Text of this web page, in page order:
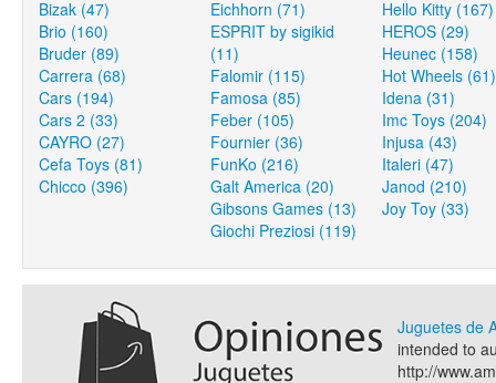
Bizak (47)
Brio (160)
Bruder (89)
Carrera (68)
Cars (194)
Cars 2 (33)
CAYRO (27)
Cefa Toys (81)
Chicco (396)
Eichhorn (71)
ESPRIT by sigikid
(11)
Falomir (115)
Famosa (85)
Feber (105)
Fournier (36)
FunKo (216)
Galt America (20)
Gibsons Games (13)
Giochi Preziosi (119)
Hello Kitty (167)
HEROS (29)
Heunec (158)
Hot Wheels (61)
Idena (31)
Imc Toys (204)
Injusa (43)
Italeri (47)
Janod (210)
Joy Toy (33)
Juguetes de
intended to
http://